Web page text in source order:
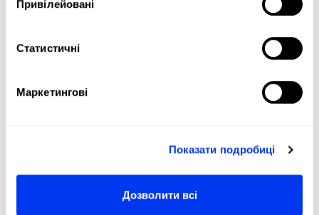
Привілейовані
Статистичні
Маркетингові
Показати подробиці
Дозволити всі
DETAILS
Level: Beginner
Control